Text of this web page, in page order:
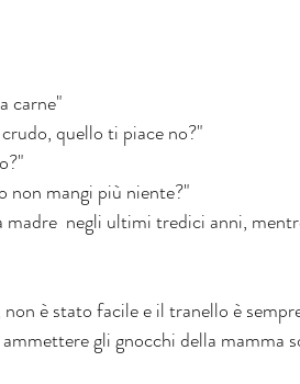
carne"
quello ti piace no?"
non mangi più niente?"
madre  negli ultimi tredici anni,
è stato facile e il tranello è
gli gnocchi della mamma